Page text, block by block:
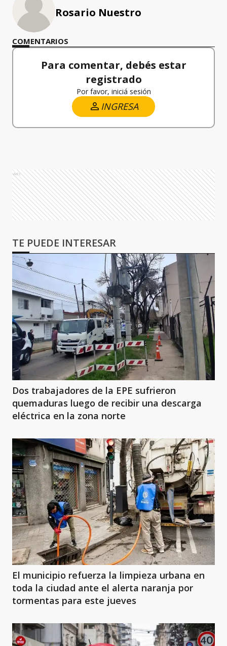
Rosario Nuestro
COMENTARIOS
Para comentar, debés estar
registrado
Por favor, iniciá sesión
INGRESA
Ads
TE PUEDE INTERESAR
Dos trabajadores de la EPE sufrieron
quemaduras luego de recibir una descarga
eléctrica en la zona norte
El municipio refuerza la limpieza urbana en
toda la ciudad ante el alerta naranja por
tormentas para este jueves